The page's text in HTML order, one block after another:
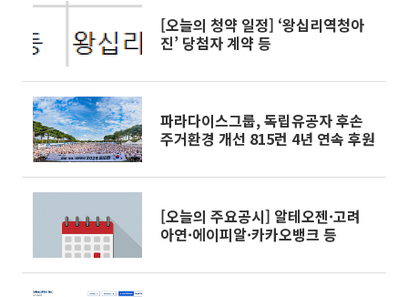
[오늘의 청약 일정] ‘왕십리역청아
진’ 당첨자 계약 등
파라다이스그룹, 독립유공자 후손
주거환경 개선 815런 4년 연속 후원
[오늘의 주요공시] 알테오젠·고려
아연·에이피알·카카오뱅크 등